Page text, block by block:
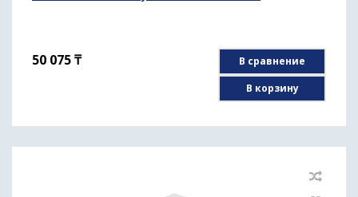
50 075₸
В сравнение
В корзину